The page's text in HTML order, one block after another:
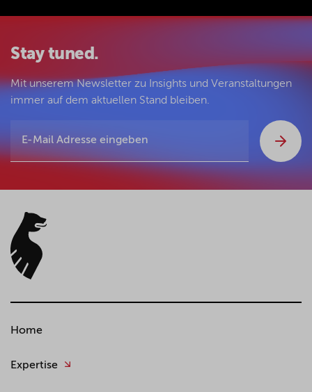
Stay tuned.
Mit unserem Newsletter zu Insights und Veranstaltungen
immer auf dem aktuellen Stand bleiben.
Home
Expertise